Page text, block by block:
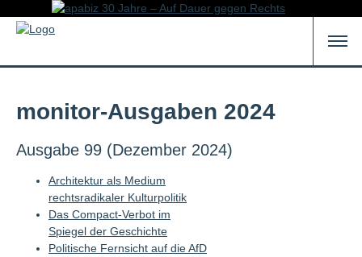
monitor-Ausgaben 2024
Ausgabe 99 (Dezember 2024)
Architektur als Medium
rechtsradikaler Kulturpolitik
Das Compact-Verbot im
Spiegel der Geschichte
Politische Fernsicht auf die AfD